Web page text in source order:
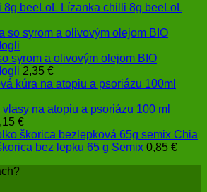
Lízanka chilli 8g beeLoL
syrom a olivovým olejom BIO
2,35 €
na atopiu a psoriázu 100 ml
€
Chia
bez lepku 65 g Semix 0,85 €